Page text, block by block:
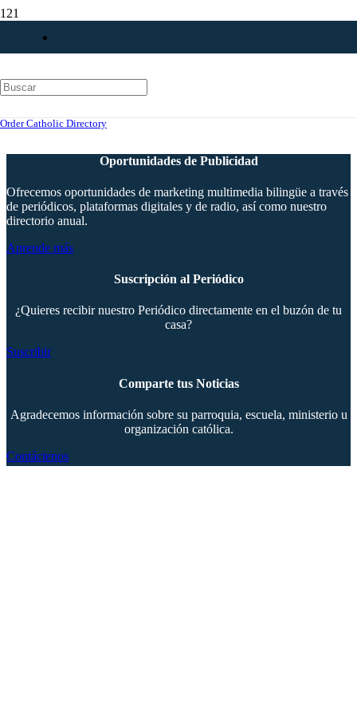
Order Catholic Directory
Escuelas Católicas Abrirán Sus Puertas el 29 de Enero 4 de
Febrero
Oportunidades de Publicidad
Ofrecemos oportunidades de marketing multimedia bilingüe a través
de periódicos, plataformas digitales y de radio, así como nuestro
directorio anual.
Aprende más
Suscripción al Periódico
¿Quieres recibir nuestro Periódico directamente en el buzón de tu
casa?
Suscribir
Comparte tus Noticias
Agradecemos información sobre su parroquia, escuela, ministerio u
organización católica.
Contáctenos